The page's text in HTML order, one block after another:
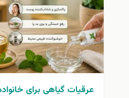
عرقیات گیاهی برای